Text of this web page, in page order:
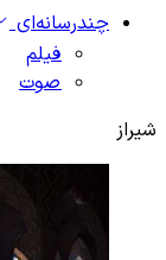
چندرسانه‌ای
فیلم
صوت
شیراز